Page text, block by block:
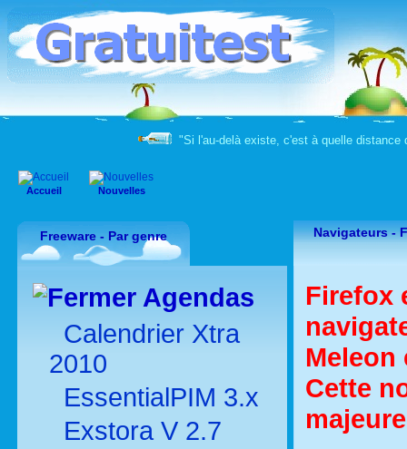
"Si l'au-delà existe, c'est à quelle distance
Accueil Nouvelles
Freeware - Par genre
Agendas
Calendrier Xtra
2010
EssentialPIM 3.x
Exstora V 2.7
Navigateurs -
Firefox
Meleon
Cette